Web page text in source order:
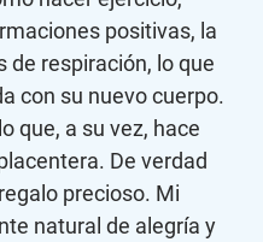
positivas, la
de respiración, lo que
con su nuevo cuerpo.
que, a su vez, hace
De verdad
precioso. Mi
natural de alegría y